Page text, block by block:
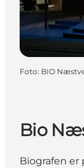
Foto: BIO
Bio
Biografen